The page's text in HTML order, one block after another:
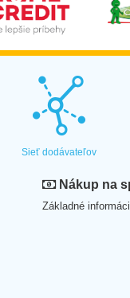
Sieť dodávateľov
Nákup na
Základné